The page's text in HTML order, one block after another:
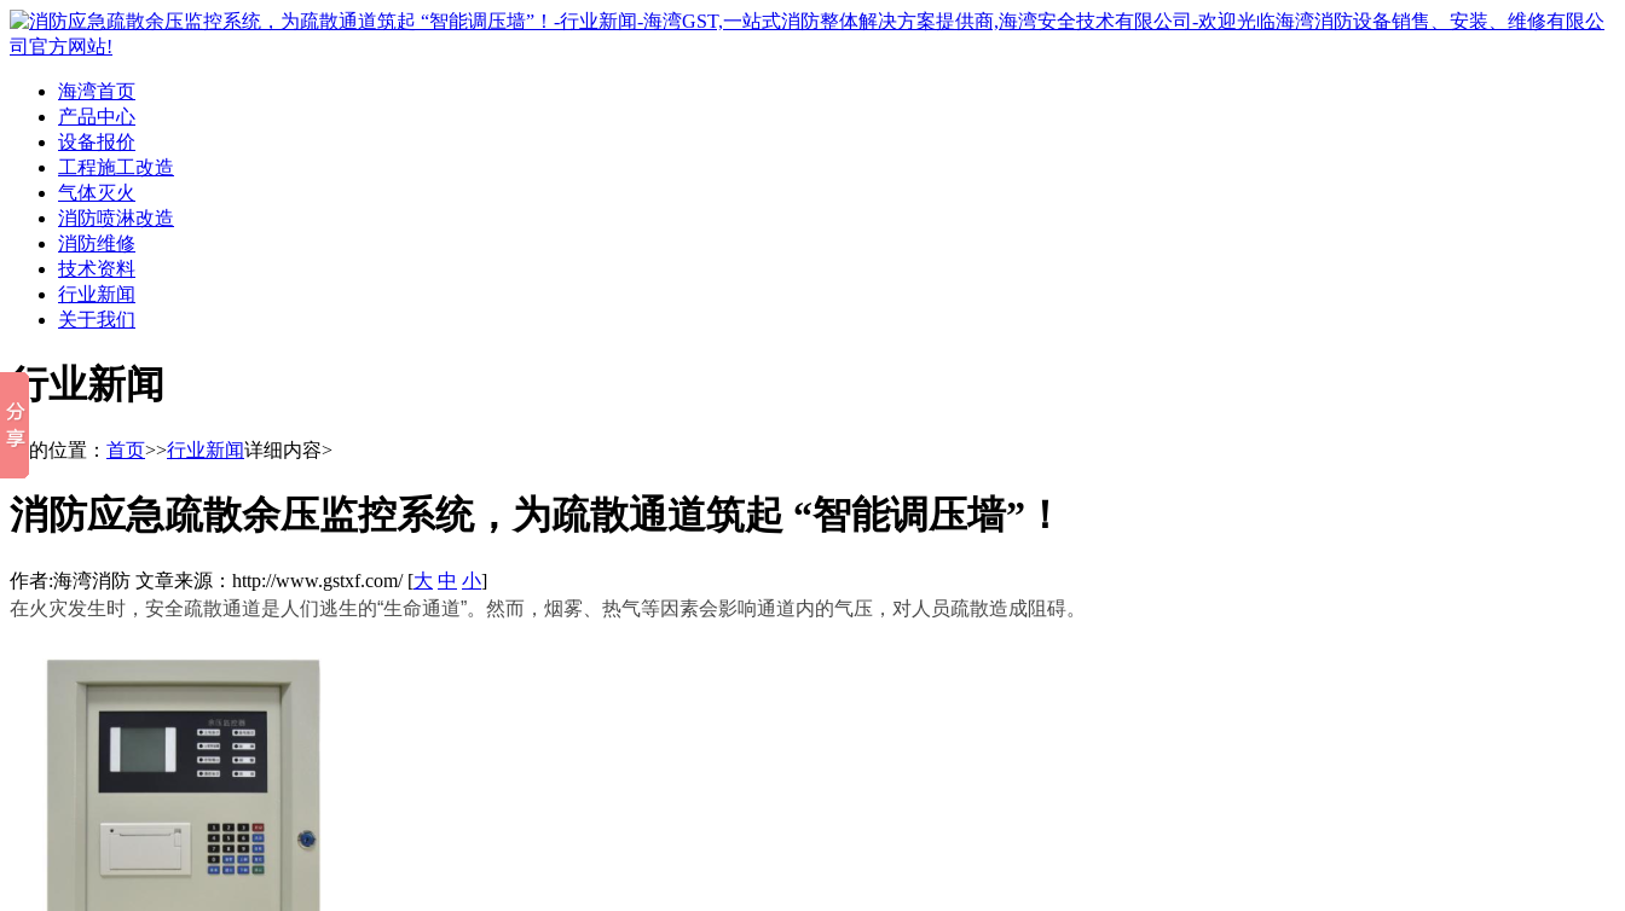
海湾首页
产品中心
设备报价
工程施工改造
气体灭火
消防喷淋改造
消防维修
技术资料
行业新闻
关于我们
行业新闻
您的位置： 首页>>行业新闻详细内容>
消防应急疏散余压监控系统，为疏散通道筑起 “智能调压墙”！
作者:海湾消防 文章来源：http://www.gstxf.com/ [大 中 小]
在火灾发生时，安全疏散通道是人们逃生的“生命通道”。然而，烟雾、热气等因素会影响通道内的气压，对人员疏散造成阻碍。